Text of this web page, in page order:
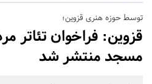
توسط حوزه هنری قزوین؛
قزوین: فراخوان تئاتر
مسجد منتشر شد